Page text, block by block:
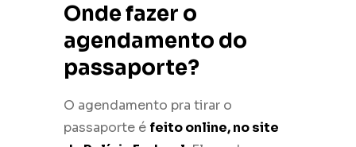
Onde fazer o
agendamento do
passaporte?
O agendamento pra tirar o
passaporte é feito online, no site